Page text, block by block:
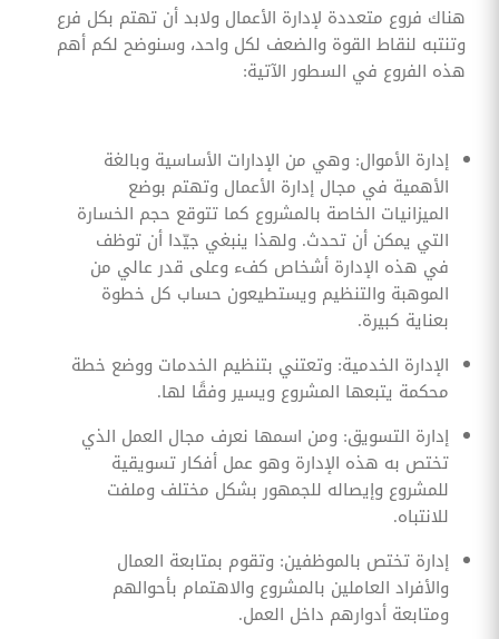
هناك فروع متعددة لإدارة الأعمال ولابد أن تهتم بكل فرع
وتنتبه لنقاط القوة والضعف لكل واحد، وسنوضح لكم أهم
هذه الفروع في السطور الآتية:
إدارة الأموال: وهي من الإدارات الأساسية وبالغة
الأهمية في مجال إدارة الأعمال وتهتم بوضع
الميزانيات الخاصة بالمشروع كما تتوقع حجم الخسارة
التي يمكن أن تحدث. ولهذا ينبغي جيّدا أن توظف
في هذه الإدارة أشخاص كفء وعلى قدر عالي من
الموهبة والتنظيم ويستطيعون حساب كل خطوة
بعناية كبيرة.
الإدارة الخدمية: وتعتني بتنظيم الخدمات ووضع خطة
محكمة يتبعها المشروع ويسير وفقًا لها.
إدارة التسويق: ومن اسمها نعرف مجال العمل الذي
تختص به هذه الإدارة وهو عمل أفكار تسويقية
للمشروع وإيصاله للجمهور بشكل مختلف وملفت
للانتباه.
إدارة تختص بالموظفين: وتقوم بمتابعة العمال
والأفراد العاملين بالمشروع والاهتمام بأحوالهم
ومتابعة أدوارهم داخل العمل.